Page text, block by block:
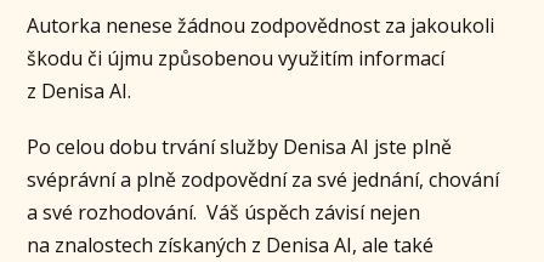
Autorka nenese žádnou zodpovědnost za jakoukoli
škodu či újmu způsobenou využitím informací
z Denisa AI.
Po celou dobu trvání služby Denisa AI jste plně
svéprávní a plně zodpovědní za své jednání, chování
a své rozhodování. Váš úspěch závisí nejen
na znalostech získaných z Denisa AI, ale také